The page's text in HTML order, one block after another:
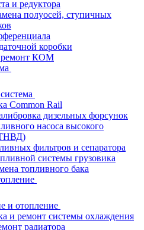
и редуктора
полуосей, ступичных
коробки
ремонт КОМ
Common Rail
дизельных форсунок
насоса высокого
фильтров и сепаратора
системы грузовика
топливного бака
и отопление
и ремонт системы охлаждения
радиатора